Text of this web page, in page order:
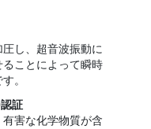
し、超音波振動に
ことによって瞬時
。
証
害な化学物質が含